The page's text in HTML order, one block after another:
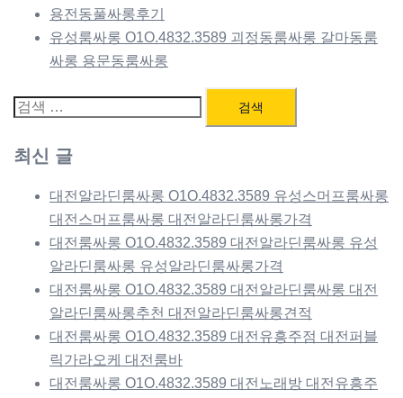
용전동풀싸롱후기
유성룸싸롱 O1O.4832.3589 괴정동룸싸롱 갈마동룸
싸롱 용문동룸싸롱
검
최신 글
대전알라딘룸싸롱 O1O.4832.3589 유성스머프룸싸롱
대전스머프룸싸롱 대전알라딘룸싸롱가격
대전룸싸롱 O1O.4832.3589 대전알라딘룸싸롱 유성
알라딘룸싸롱 유성알라딘룸싸롱가격
대전룸싸롱 O1O.4832.3589 대전알라딘룸싸롱 대전
알라딘룸싸롱추천 대전알라딘룸싸롱견적
대전룸싸롱 O1O.4832.3589 대전유흥주점 대전퍼블
릭가라오케 대전룸바
대전룸싸롱 O1O.4832.3589 대전노래방 대전유흥주